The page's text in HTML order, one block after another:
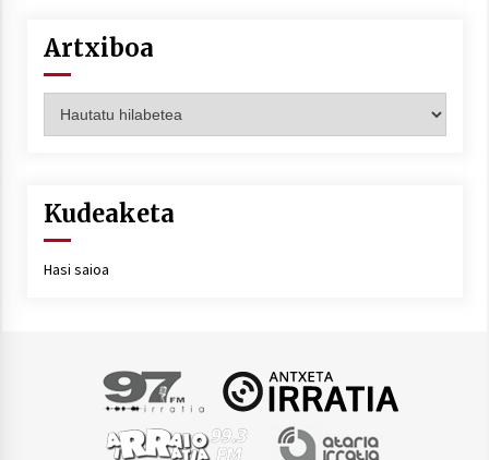
Artxiboa
Kudeaketa
Hasi saioa